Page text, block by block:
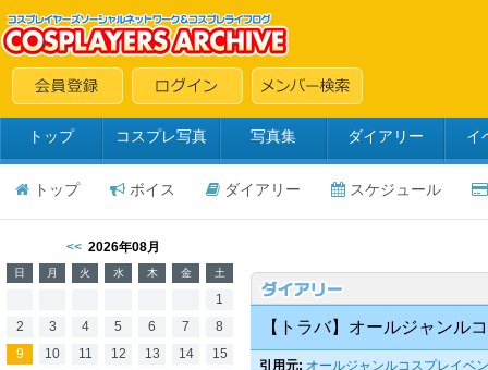
トップ コスプレ写真 写真集 ダイアリー イ
トップ ボイス ダイアリー スケジュール
<< 2026年08月
日 月 火 水 木 金 土
1
2
3 4 5 6 7
8
9
10 11 12 13 14
15
【トラバ】オールジャンル
引用元: オールジャンルコスプレイベ